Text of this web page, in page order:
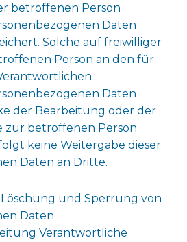
betroffenen Person
Daten
Solche auf freiwilliger
Person an den für
Daten
der Bearbeitung oder der
zur betroffenen Person
keine Weitergabe dieser
Daten an Dritte.
und Sperrung von
Daten
Verantwortliche